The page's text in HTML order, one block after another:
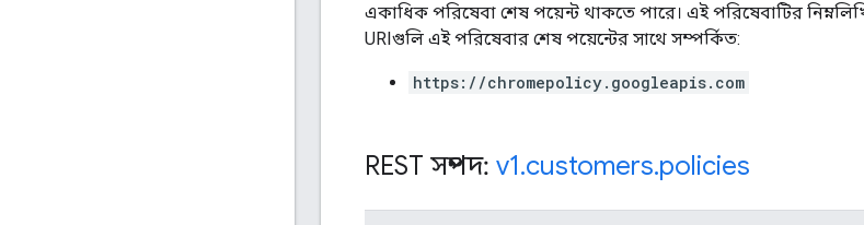
একাধিক পরিষেবা শেষ পয়েন্ট থাকতে পারে। এই পরিষেবাটির
URIগুলি এই পরিষেবার শেষ পয়েন্টের সাথে সম্পর্কিত:
https://chromepolicy.googleapis.com
REST সম্পদ: v1.customers.policies